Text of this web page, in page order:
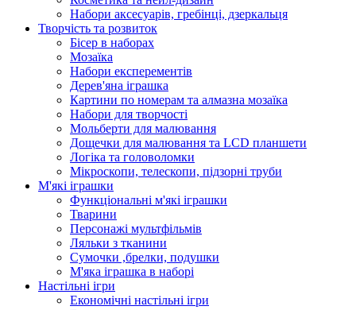
Набори аксесуарів, гребінці, дзеркальця
Творчість та розвиток
Бісер в наборах
Мозаїка
Набори експерементів
Дерев'яна іграшка
Картини по номерам та алмазна мозаїка
Набори для творчості
Мольберти для малювання
Дощечки для малювання та LCD планшети
Логіка та головоломки
Мікроскопи, телескопи, підзорні труби
М'які іграшки
Функціональні м'які іграшки
Тварини
Персонажі мультфільмів
Ляльки з тканини
Сумочки ,брелки, подушки
М'яка іграшка в наборі
Настільні ігри
Економічні настільні ігри